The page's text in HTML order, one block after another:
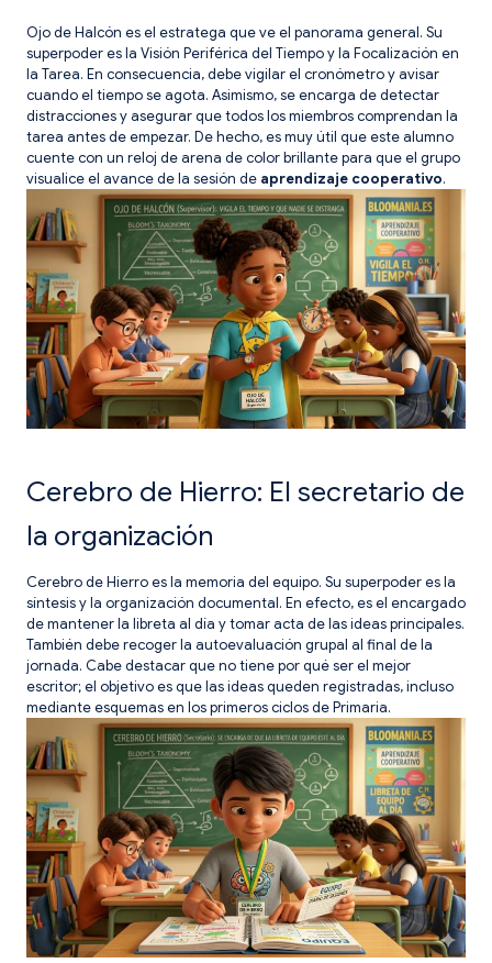
Ojo de Halcón es el estratega que ve el panorama general. Su
superpoder es la Visión Periférica del Tiempo y la Focalización en
la Tarea. En consecuencia, debe vigilar el cronómetro y avisar
cuando el tiempo se agota. Asimismo, se encarga de detectar
distracciones y asegurar que todos los miembros comprendan la
tarea antes de empezar. De hecho, es muy útil que este alumno
cuente con un reloj de arena de color brillante para que el grupo
visualice el avance de la sesión de aprendizaje cooperativo.
Cerebro de Hierro: El secretario de
la organización
Cerebro de Hierro es la memoria del equipo. Su superpoder es la
síntesis y la organización documental. En efecto, es el encargado
de mantener la libreta al día y tomar acta de las ideas principales.
También debe recoger la autoevaluación grupal al final de la
jornada. Cabe destacar que no tiene por qué ser el mejor
escritor; el objetivo es que las ideas queden registradas, incluso
mediante esquemas en los primeros ciclos de Primaria.